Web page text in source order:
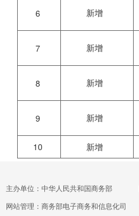
6 新增
7 新增
8 新增
9 新增
10 新增
主办单位：中华人民共和国商务部
网站管理：商务部电子商务和信息化司